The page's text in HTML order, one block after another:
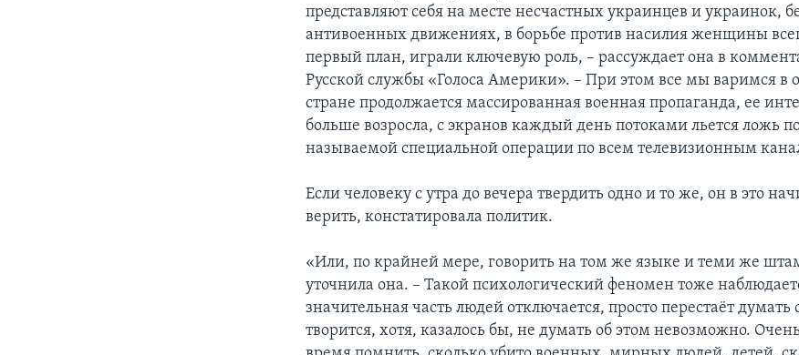
представляют себя на месте несчастных украинцев и украинок,
антивоенных движениях, в борьбе против насилия женщины
первый план, играли ключевую роль, – рассуждает она в
Русской службы «Голоса Америки». – При этом все мы варимся в
стране продолжается массированная военная пропаганда, ее
больше возросла, с экранов каждый день потоками льется ложь
называемой специальной операции по всем телевизионным
Если человеку с утра до вечера твердить одно и то же, он в это
верить, констатировала политик.
«Или, по крайней мере, говорить на том же языке и теми же
уточнила она. – Такой психологический феномен тоже
значительная часть людей отключается, просто перестаёт думать
творится, хотя, казалось бы, не думать об этом невозможно.